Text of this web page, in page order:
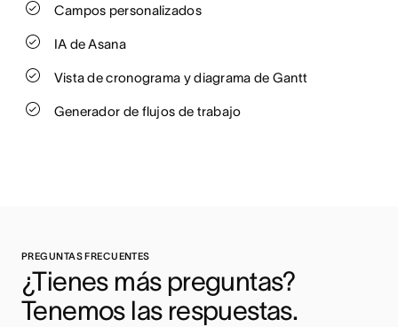
Campos personalizados
IA de Asana
Vista de cronograma y diagrama de Gantt
Generador de flujos de trabajo
PREGUNTAS FRECUENTES
¿Tienes más preguntas?
Tenemos las respuestas.